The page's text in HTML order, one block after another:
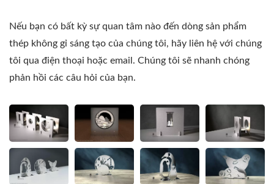
Nếu bạn có bất kỳ sự quan tâm nào đến dòng sản phẩm
thép không gỉ sáng tạo của chúng tôi, hãy liên hệ với chúng
tôi qua điện thoại hoặc email. Chúng tôi sẽ nhanh chóng
phản hồi các câu hỏi của bạn.